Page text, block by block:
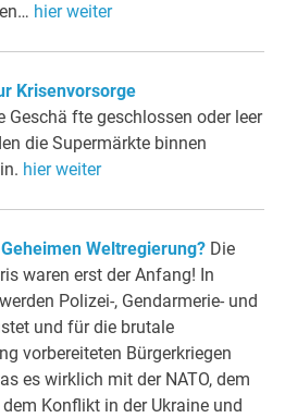
hier weiter
Krisenvorsorge
Geschä fte geschlossen oder leer
die Supermärkte binnen
hier weiter
Weltregierung? Die
waren erst der Anfang! In
Polizei-, Gendarmerie- und
und für die brutale
vorbereiteten Bürgerkriegen
es wirklich mit der NATO, dem
Konflikt in der Ukraine und